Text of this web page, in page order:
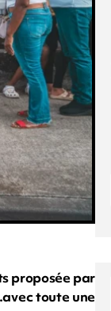
proposée par
toute une